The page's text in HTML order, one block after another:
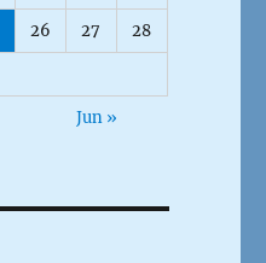
26 27 28
Jun »